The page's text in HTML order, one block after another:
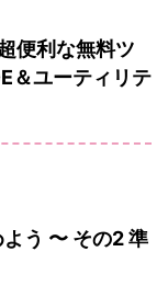
便利な無料ツ
＆ユーティリテ
う 〜 その2 準